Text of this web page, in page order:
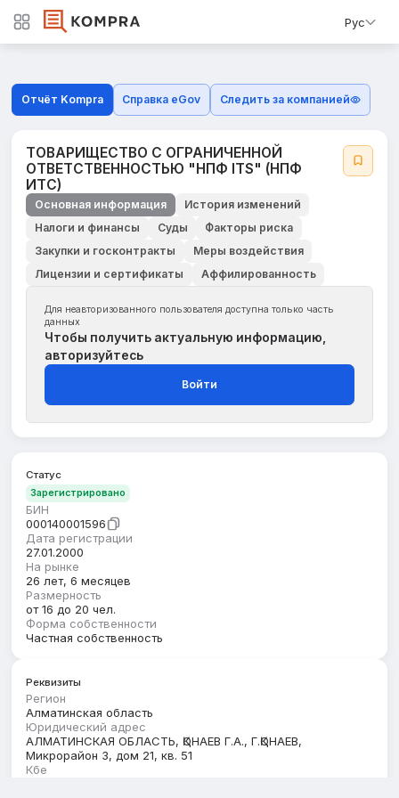
Рус
Отчёт Kompra Справка eGov Следить за компанией
ТОВАРИЩЕСТВО С ОГРАНИЧЕННОЙ
ОТВЕТСТВЕННОСТЬЮ "НПФ ITS" (НПФ
ИТС)
Основная информация
История изменений
Налоги и финансы
Суды
Факторы риска
Закупки и госконтракты
Меры воздействия
Лицензии и сертификаты
Аффилированность
Для неавторизованного пользователя доступна только часть
данных
Чтобы получить актуальную информацию,
авторизуйтесь
Войти
Статус
Зарегистрировано
БИН
000140001596
Дата регистрации
27.01.2000
На рынке
26 лет, 6 месяцев
Размерность
от 16 до 20 чел.
Форма собственности
Частная собственность
Реквизиты
Регион
Алматинская область
Юридический адрес
АЛМАТИНСКАЯ ОБЛАСТЬ, ҚОНАЕВ Г.А., Г.ҚОНАЕВ,
Микрорайон 3, дом 21, кв. 51
Кбе